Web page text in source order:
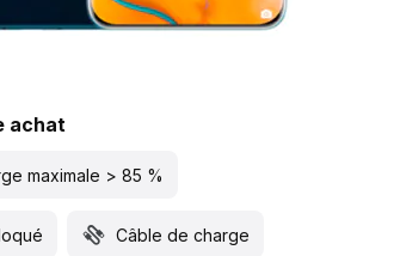
achat
maximale > 85 %
Câble de charge